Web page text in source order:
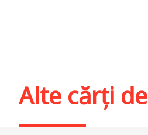
Alte cărți de